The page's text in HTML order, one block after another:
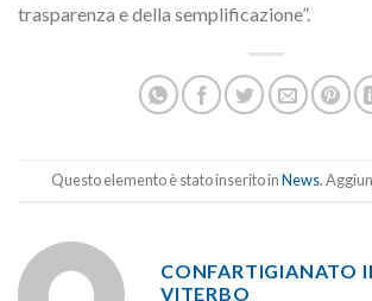
trasparenza e della semplificazione”.
Questo elemento è stato inserito inNews.
CONFARTIGIANATO
VITERBO